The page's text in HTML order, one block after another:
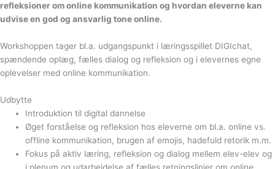
refleksioner om online kommunikation og hvordan eleverne kan
udvise en god og ansvarlig tone online.
Workshoppen tager bl.a. udgangspunkt i læringsspillet DIGIchat,
spændende oplæg, fælles dialog og refleksion og i elevernes egne
oplevelser med online kommunikation.
Udbytte
Introduktion til digital dannelse
Øget forståelse og refleksion hos eleverne om bl.a. online vs.
offline kommunikation, brugen af emojis, hadefuld retorik m.m.
Fokus på aktiv læring, refleksion og dialog mellem elev-elev og